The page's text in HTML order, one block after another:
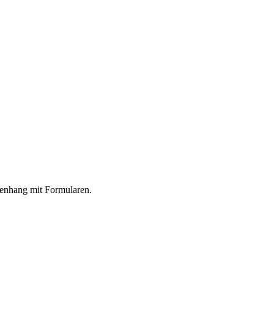
mit Formularen.